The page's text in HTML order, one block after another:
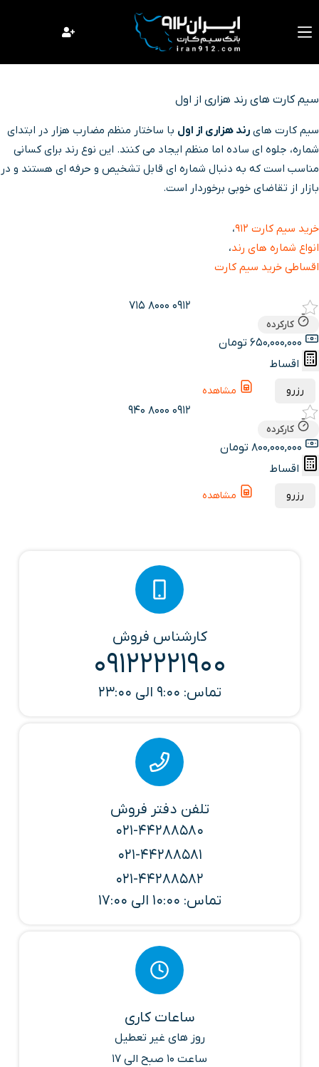
محتوا
سیم کارت های رند هزاری از اول
سیم کارت های رند هزاری از اول با ساختار منظم مضارب هزار در ابتدای
شماره، جلوه ای ساده اما منظم ایجاد می کنند. این نوع رند برای کسانی
مناسب است که به دنبال شماره ای قابل تشخیص و حرفه ای هستند و در
بازار از تقاضای خوبی برخوردار است.
خرید سیم کارت ۹۱۲
،
انواع شماره های رند،
اقساطی خرید سیم کارت
0912 8000 715
کارکرده
اقساط
رزرو مشاهده
0912 8000 940
کارکرده
اقساط
رزرو مشاهده
کارشناس فروش
09122221900
تماس: 9:00 الی 23:00
تلفن دفتر فروش
021-44288580
021-44288581
021-44288582
تماس: 10:00 الی 17:00
ساعات کاری
روز های غیر تعطیل
ساعت 10 صبح الی 17